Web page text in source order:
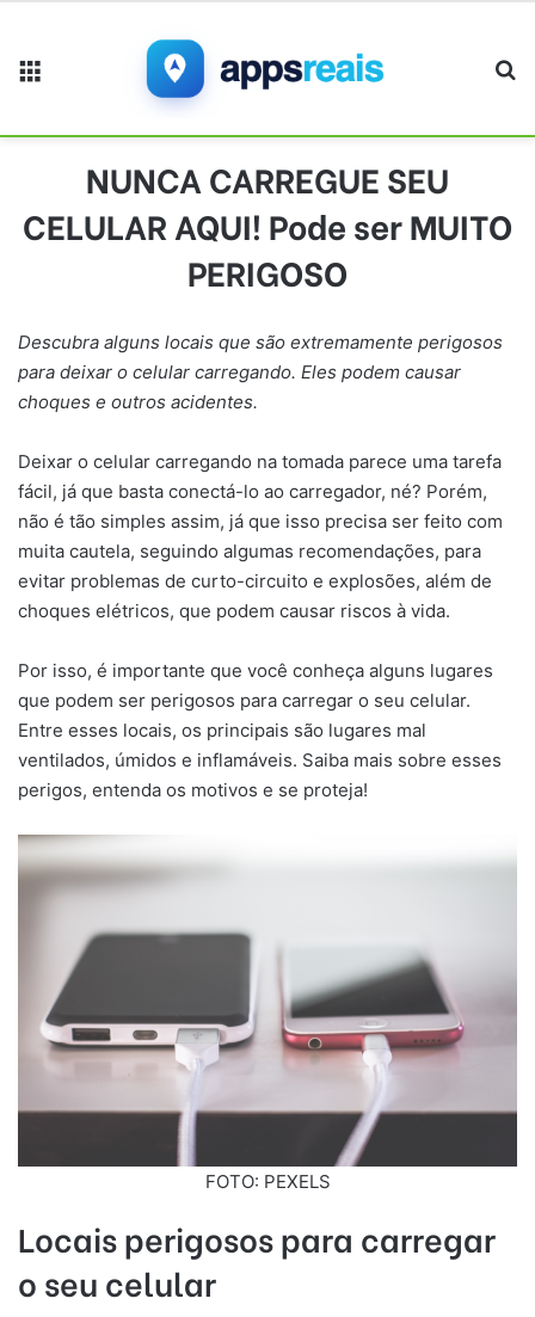
NUNCA CARREGUE SEU
CELULAR AQUI! Pode ser MUITO
PERIGOSO
Descubra alguns locais que são extremamente perigosos
para deixar o celular carregando. Eles podem causar
choques e outros acidentes.
Deixar o celular carregando na tomada parece uma tarefa
fácil, já que basta conectá-lo ao carregador, né? Porém,
não é tão simples assim, já que isso precisa ser feito com
muita cautela, seguindo algumas recomendações, para
evitar problemas de curto-circuito e explosões, além de
choques elétricos, que podem causar riscos à vida.
Por isso, é importante que você conheça alguns lugares
que podem ser perigosos para carregar o seu celular.
Entre esses locais, os principais são lugares mal
ventilados, úmidos e inflamáveis. Saiba mais sobre esses
perigos, entenda os motivos e se proteja!
FOTO: PEXELS
Locais perigosos para carregar
o seu celular